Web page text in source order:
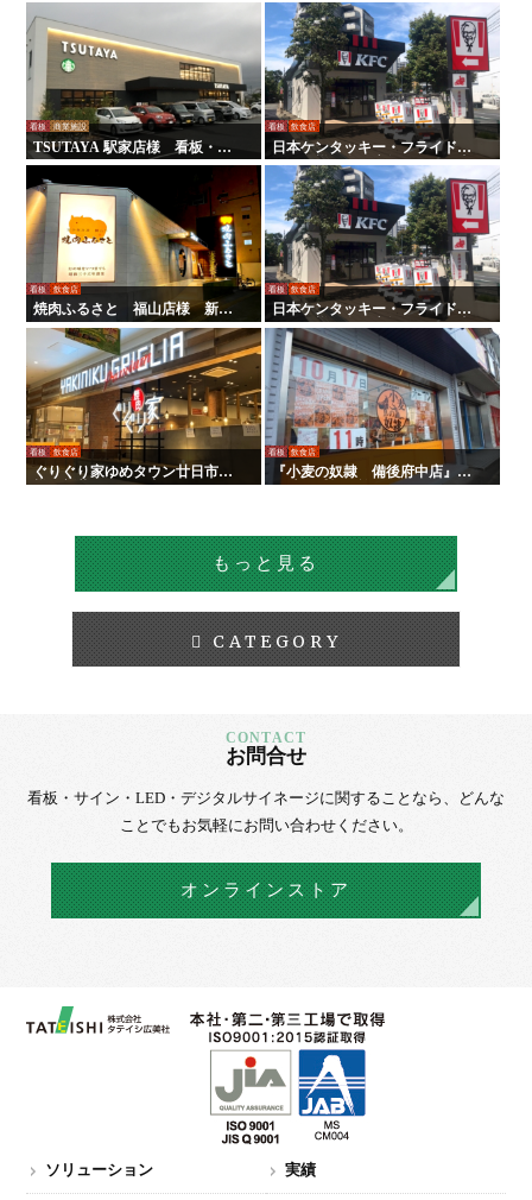
看板 商業施設
TSUTAYA 駅家店様 看板・サ
イン
看板 飲食店
日本ケンタッキー・フライド・
チキン様 全国店舗サイン工事 |
タテイシ広美社
看板 飲食店
焼肉ふるさと 福山店様 新装
サイン工事
看板 飲食店
日本ケンタッキー・フライド・
チキン様 全国店舗サイン工事
看板 飲食店
ぐりぐり家ゆめタウン廿日市店
様 新装サイン工事
看板 飲食店
『小麦の奴隷 備後府中店』様
の壁面看板の施工を行いまし
もっと見る
CATEGORY
お問合せ
看板・サイン・LED・デジタルサイネージに関することなら、
どんな
ことでもお気軽にお問い合わせください。
オンラインストア
ソリューション 実績